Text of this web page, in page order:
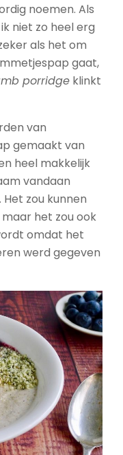
noemen. Als
niet zo heel erg
als het om
gaat,
porridge klinkt
van
gemaakt van
heel makkelijk
vandaan
zou kunnen
het zou ook
omdat het
werd gegeven